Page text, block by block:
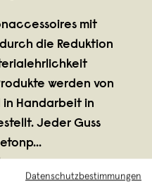
mit
die Reduktion
werden von
in Handarbeit in
Jeder Guss
...
Datenschutzbestimmungen